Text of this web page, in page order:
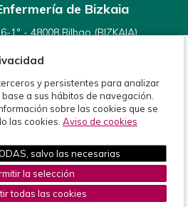
de Bizkaia
1º - 48008 Bilbao (BIZKAIA)
944 15 54 92
de Bizkaia
Política de cookies Aviso legal
y persistentes para analizar
a sus hábitos de navegación.
sobre las cookies que se
las cookies. Aviso de cookies
salvo las necesarias
la selección
todas las cookies